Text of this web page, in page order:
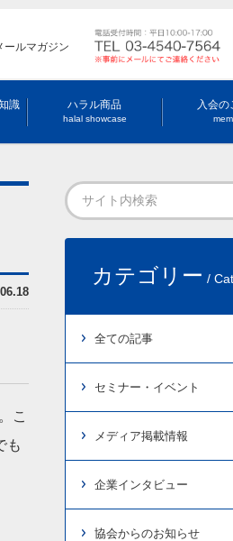
ールマガジン
識 ハラル商品
halal showcase
入会の
こ
も
カテゴリー /
全ての記事
セミナー・イベント
メディア掲載情報
企業インタビュー
協会からのお知らせ